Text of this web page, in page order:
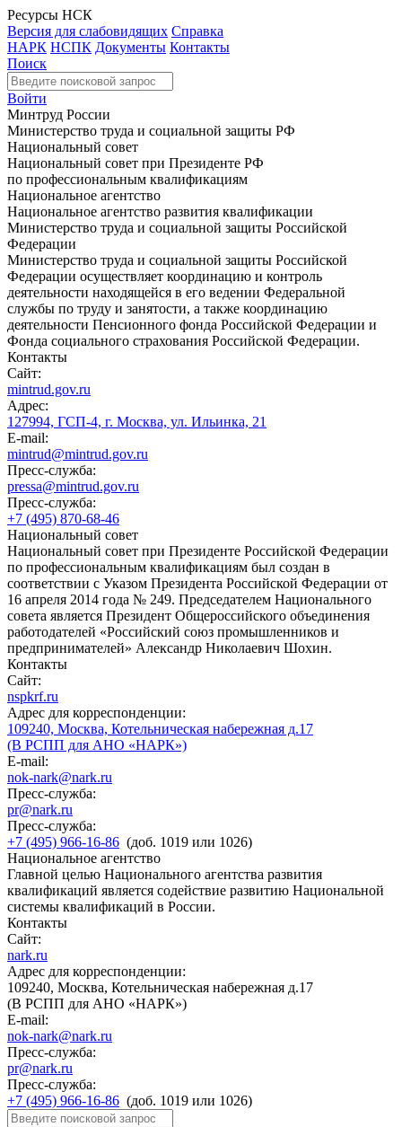
Ресурсы НСК
Версия для слабовидящих Справка
НАРК НСПК Документы Контакты
Поиск
Войти
Минтруд России
Министерство труда и социальной защиты РФ
Национальный совет
Национальный совет при Президенте РФ
по профессиональным квалификациям
Национальное агентство
Национальное агентство развития квалификации
Министерство труда и социальной защиты Российской
Федерации
Министерство труда и социальной защиты Российской
Федерации осуществляет координацию и контроль
деятельности находящейся в его ведении Федеральной
службы по труду и занятости, а также координацию
деятельности Пенсионного фонда Российской Федерации и
Фонда социального страхования Российской Федерации.
Контакты
Сайт:
mintrud.gov.ru
Адрес:
127994, ГСП-4, г. Москва, ул. Ильинка, 21
E-mail:
mintrud@mintrud.gov.ru
Пресс-служба:
pressa@mintrud.gov.ru
Пресс-служба:
+7 (495) 870-68-46
Национальный совет
Национальный совет при Президенте Российской Федерации
по профессиональным квалификациям был создан в
соответствии с Указом Президента Российской Федерации от
16 апреля 2014 года № 249. Председателем Национального
совета является Президент Общероссийского объединения
работодателей «Российский союз промышленников и
предпринимателей» Александр Николаевич Шохин.
Контакты
Сайт:
nspkrf.ru
Адрес для корреспонденции:
109240, Москва, Котельническая набережная д.17
(В РСПП для АНО «НАРК»)
E-mail:
nok-nark@nark.ru
Пресс-служба:
pr@nark.ru
Пресс-служба:
+7 (495) 966-16-86 (доб. 1019 или 1026)
Национальное агентство
Главной целью Национального агентства развития
квалификаций является содействие развитию Национальной
системы квалификаций в России.
Контакты
Сайт:
nark.ru
Адрес для корреспонденции:
109240, Москва, Котельническая набережная д.17
(В РСПП для АНО «НАРК»)
E-mail:
nok-nark@nark.ru
Пресс-служба:
pr@nark.ru
Пресс-служба:
+7 (495) 966-16-86 (доб. 1019 или 1026)